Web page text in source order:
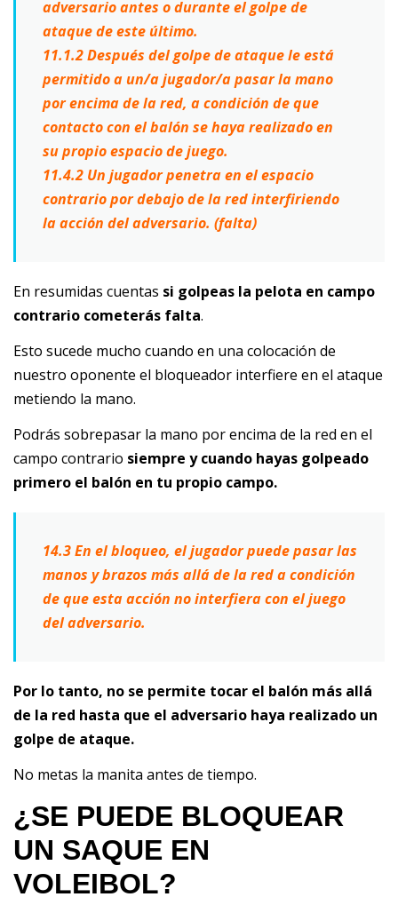
adversario antes o durante el golpe de
ataquede este último.
11.1.2 Después del golpe de ataque le está
permitido a un/a jugador/a pasar la mano
porencima de la red, a condición de que
contacto con el balón se haya realizado en
supropio espacio de juego.
11.4.2 Un jugador penetra en el espacio
contrario por debajo de la red interfiriendo
laacción del adversario. (falta)
En resumidas cuentas si golpeas la pelota en campo
contrario cometerás falta.
Esto sucede mucho cuando en una colocación de
nuestro oponente el bloqueador interfiere en el ataque
metiendo la mano.
Podrás sobrepasar la mano por encima de la red en el
campo contrario siempre y cuando hayas golpeado
primero el balón en tu propio campo.
14.3 En el bloqueo, el jugador puede pasar las
manos y brazos más allá de la red acondición
de que esta acción no interfiera con el juego
del adversario.
Por lo tanto, no se permite tocar el balón más allá
de la red hasta que el adversario haya realizado un
golpe de ataque.
No metas la manita antes de tiempo.
¿SE PUEDE BLOQUEAR
UN SAQUE EN
VOLEIBOL?